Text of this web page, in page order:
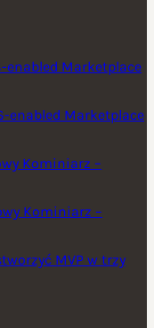
enabled Marketplace
enabled Marketplace
Kominiarz –
Kominiarz –
MVP w trzy